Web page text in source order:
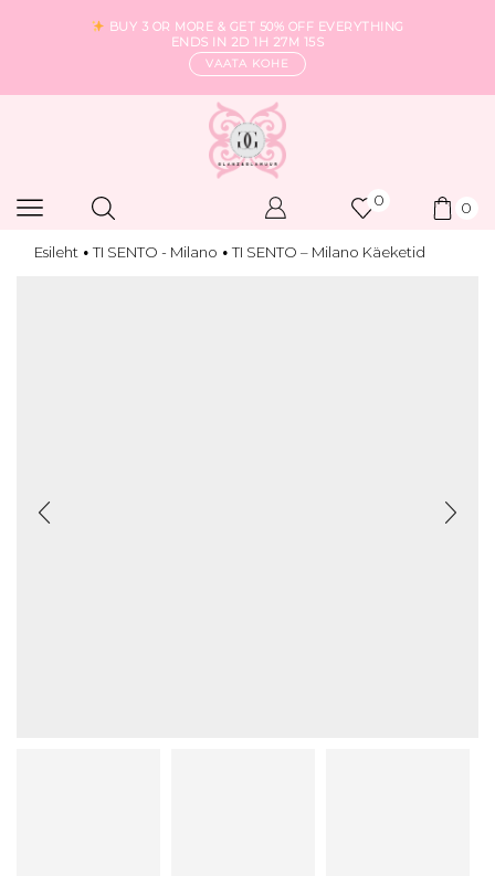
BUY 3 OR MORE & GET 50% OFF EVERYTHING
ENDS IN 2D 1H 27M 15S
VAATA KOHE
0 0
Esileht • TI SENTO - Milano • TI SENTO – Milano Käeketid